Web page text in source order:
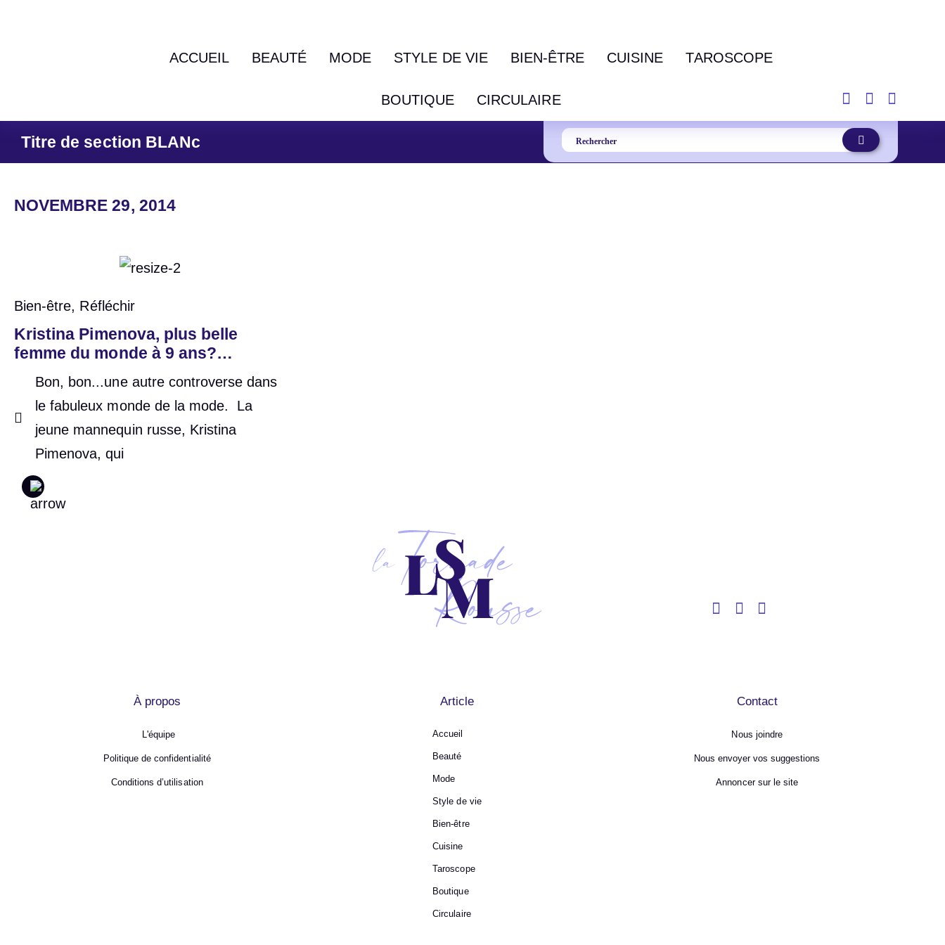
ACCUEIL BEAUTÉ MODE STYLE DE VIE BIEN-ÊTRE CUISINE TAROSCOPE
BOUTIQUE CIRCULAIRE
Titre de section BLANc
NOVEMBRE 29, 2014
Bien-être, Réfléchir
Kristina Pimenova, plus belle
femme du monde à 9 ans?
Please…
Bon, bon...une autre controverse dans
le fabuleux monde de la mode. La
jeune mannequin russe, Kristina
Pimenova, qui
À propos
L'équipe
Politique de confidentialité
Conditions d’utilisation
Article
Accueil
Beauté
Mode
Style de vie
Bien-être
Cuisine
Taroscope
Boutique
Circulaire
Contact
Nous joindre
Nous envoyer vos suggestions
Annoncer sur le site